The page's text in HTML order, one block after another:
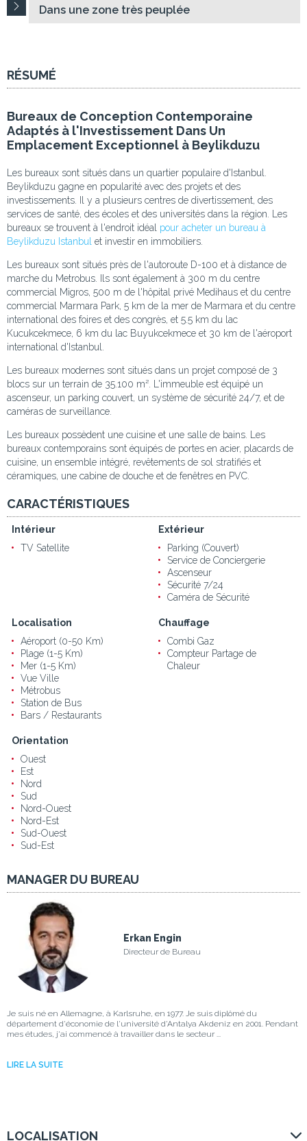
Dans une zone très peuplée
RÉSUMÉ
Bureaux de Conception Contemporaine
Adaptés à l'Investissement Dans Un
Emplacement Exceptionnel à Beylikduzu
Les bureaux sont situés dans un quartier populaire d'Istanbul.
Beylikduzu gagne en popularité avec des projets et des
investissements. Il y a plusieurs centres de divertissement, des
services de santé, des écoles et des universités dans la région. Les
bureaux se trouvent à l'endroit idéal pour acheter un bureau à
Beylikduzu Istanbul et investir en immobiliers.
Les bureaux sont situés près de l'autoroute D-100 et à distance de
marche du Metrobus. Ils sont également à 300 m du centre
commercial Migros, 500 m de l'hôpital privé Medihaus et du centre
commercial Marmara Park, 5 km de la mer de Marmara et du centre
international des foires et des congrès, et 5.5 km du lac
Kucukcekmece, 6 km du lac Buyukcekmece et 30 km de l'aéroport
international d'Istanbul.
Les bureaux modernes sont situés dans un projet composé de 3
blocs sur un terrain de 35.100 m². L'immeuble est équipé un
ascenseur, un parking couvert, un système de sécurité 24/7, et de
caméras de surveillance.
Les bureaux possèdent une cuisine et une salle de bains. Les
bureaux contemporains sont équipés de portes en acier, placards de
cuisine, un ensemble intégré, revêtements de sol stratifiés et
céramiques, une cabine de douche et de fenêtres en PVC.
CARACTÉRISTIQUES
Intérieur
TV Satellite
Extérieur
Parking (Couvert)
Service de Conciergerie
Ascenseur
Sécurité 7/24
Caméra de Sécurité
Localisation
Aéroport (0-50 Km)
Plage (1-5 Km)
Mer (1-5 Km)
Vue Ville
Métrobus
Station de Bus
Bars / Restaurants
Chauffage
Combi Gaz
Compteur Partage de
Chaleur
Orientation
Ouest
Est
Nord
Sud
Nord-Ouest
Nord-Est
Sud-Ouest
Sud-Est
MANAGER DU BUREAU
Erkan Engin
Directeur de Bureau
Je suis né en Allemagne, à Karlsruhe, en 1977. Je suis diplômé du
département d'économie de l'université d'Antalya Akdeniz en 2001. Pendant
mes études, j'ai commencé à travailler dans le secteur ...
LIRE LA SUITE
LOCALISATION